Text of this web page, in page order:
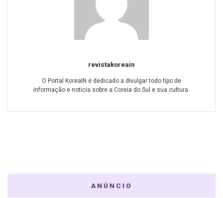
revistakoreain
O Portal KoreaIN é dedicado a divulgar todo tipo de
informação e noticia sobre a Coreia do Sul e sua cultura.
ANÚNCIO